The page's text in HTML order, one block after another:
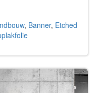
, Banner, Etched